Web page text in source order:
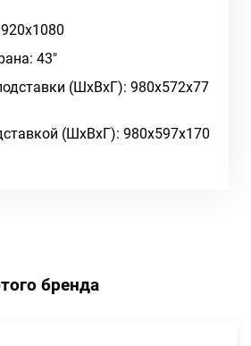
43"
(ШxВxГ): 980x572x77
(ШxВxГ): 980x597x170
бренда